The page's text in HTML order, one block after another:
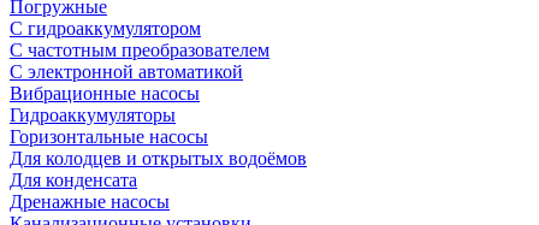
Погружные
С гидроаккумулятором
С частотным преобразователем
С электронной автоматикой
Вибрационные насосы
Гидроаккумуляторы
Горизонтальные насосы
Для колодцев и открытых водоёмов
Для конденсата
Дренажные насосы